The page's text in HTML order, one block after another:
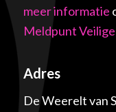
meer informatie
Meldpunt
Adres
De Weerelt van